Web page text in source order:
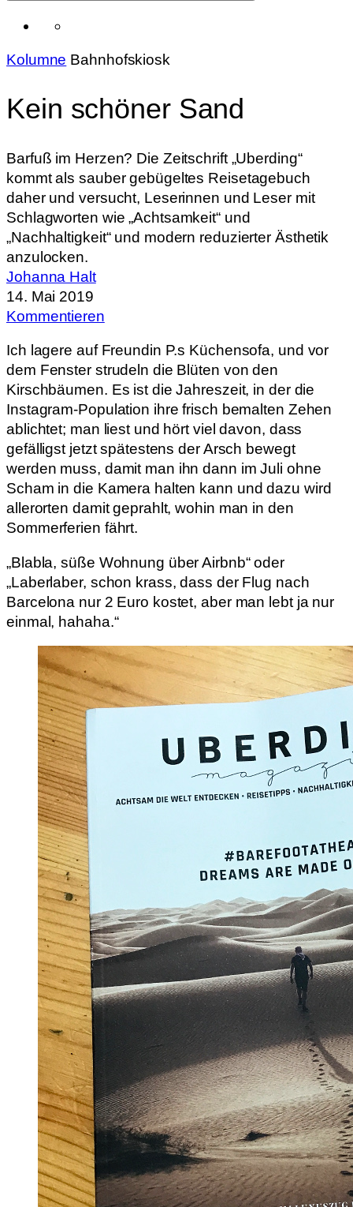
Kolumne Bahnhofskiosk
Kein schöner Sand
Barfuß im Herzen? Die Zeitschrift „Uberding“
kommt als sauber gebügeltes Reisetagebuch
daher und versucht, Leserinnen und Leser mit
Schlagworten wie „Achtsamkeit“ und
„Nachhaltigkeit“ und modern reduzierter Ästhetik
anzulocken.
Johanna Halt
14. Mai 2019
Kommentieren
Ich lagere auf Freundin P.s Küchensofa, und vor
dem Fenster strudeln die Blüten von den
Kirschbäumen. Es ist die Jahreszeit, in der die
Instagram-Population ihre frisch bemalten Zehen
ablichtet; man liest und hört viel davon, dass
gefälligst jetzt spätestens der Arsch bewegt
werden muss, damit man ihn dann im Juli ohne
Scham in die Kamera halten kann und dazu wird
allerorten damit geprahlt, wohin man in den
Sommerferien fährt.
„Blabla, süße Wohnung über Airbnb“ oder
„Laberlaber, schon krass, dass der Flug nach
Barcelona nur 2 Euro kostet, aber man lebt ja nur
einmal, hahaha.“